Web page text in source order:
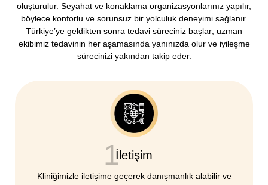
oluşturulur. Seyahat ve konaklama organizasyonlarınız yapılır,
böylece konforlu ve sorunsuz bir yolculuk deneyimi sağlanır.
Türkiye’ye geldikten sonra tedavi süreciniz başlar; uzman
ekibimiz tedavinin her aşamasında yanınızda olur ve iyileşme
sürecinizi yakından takip eder.
1İletişim
Kliniğimizle iletişime geçerek danışmanlık alabilir ve